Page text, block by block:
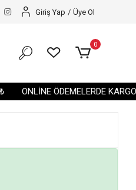
ONLİNE ÖDEMELERDE
Giriş Yap / Üye Ol
0